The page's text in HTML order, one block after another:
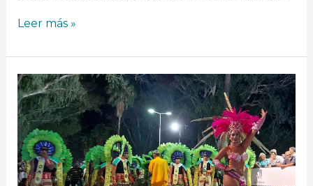
Leer más »
Carnavales
en
Villa
Nueva,
a
brillar
mi
amor: